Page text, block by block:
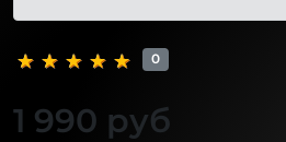
0
1 990 руб